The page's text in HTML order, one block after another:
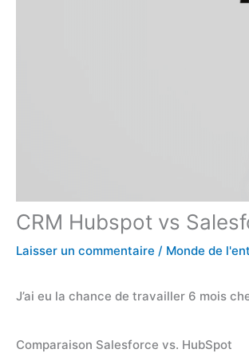
CRM Hubspot vs
Laisser un commentaire / Monde de
J’ai eu la chance de travailler 6 mois
Comparaison Salesforce vs. HubSpot